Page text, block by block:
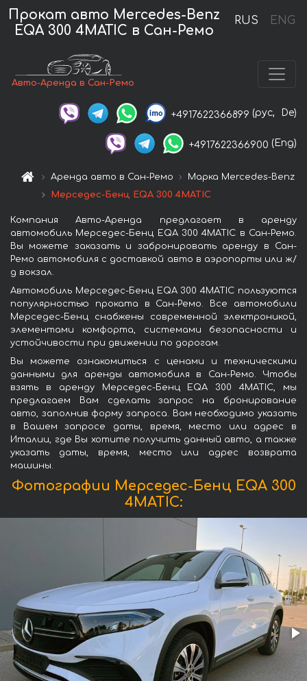
RUS ENG
Прокат авто Mercedes-Benz
EQA 300 4MATIC в Сан-Ремо
Авто-Аренда в Сан-Ремо
+4917622366899 (рус, De)
+4917622366900 (Eng)
Аренда авто в Сан-Ремо
Марка Mercedes-Benz
Мерседес-Бенц EQA 300 4MATIC
Компания Авто-Аренда предлагает в аренду
автомобиль Мерседес-Бенц EQA 300 4MATIC в Сан-Ремо.
Вы можете заказать и забронировать аренду в Сан-
Ремо автомобиля с доставкой авто в аэропорты или ж/
д вокзал.
Автомобиль Мерседес-Бенц EQA 300 4MATIC пользуются
популярностью проката в Сан-Ремо. Все автомобили
Мерседес-Бенц снабжены современной электроникой,
элементами комфорта, системами безопасности и
устойчивости при движении по дорогам.
Вы можете ознакомиться с ценами и техническими
данными для аренды автомобиля в Сан-Ремо. Чтобы
взять в аренду Мерседес-Бенц EQA 300 4MATIC, мы
предлагаем Вам сделать запрос на бронирование
авто, заполнив форму запроса. Вам необходимо указать
в Вашем запросе даты, время, место или адрес в
Италии, где Вы хотите получить данный авто, а также
указать даты, время, место или адрес возврата
машины.
Фотографии Мерседес-Бенц EQA 300
4MATIC: